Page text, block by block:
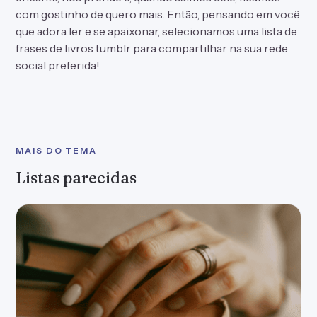
50 frases sobre livros para voar ao ler as suas
páginas
Frases sobre livros que dão asas à imaginação e nos
incentivam a ler
50 frases selecionadas